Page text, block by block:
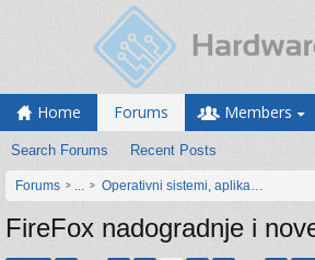
Home Forums
Search Forums Recent Posts
Members
Forums ... Operativni sistemi, aplikacije i
FireFox nadogradnje i